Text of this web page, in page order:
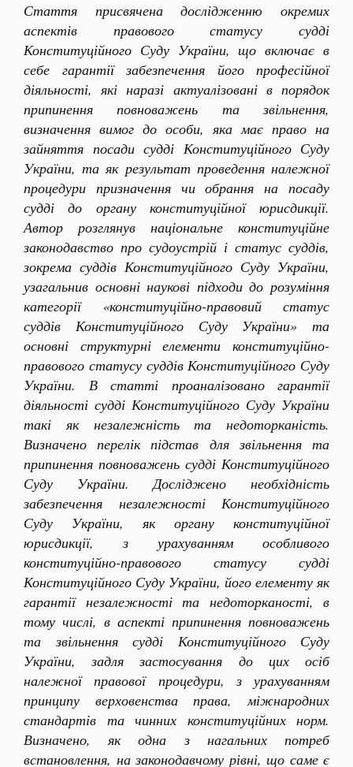
Стаття присвячена дослідженню окремих
аспектів правового статусу судді
Конституційного Суду України, що включає в
себе гарантії забезпечення його професійної
діяльності, які наразі актуалізовані в порядок
припинення повноважень та звільнення,
визначення вимог до особи, яка має право на
зайняття посади судді Конституційного Суду
України, та як результат проведення належної
процедури призначення чи обрання на посаду
судді до органу конституційної юрисдикції.
Автор розглянув національне конституційне
законодавство про судоустрій і статус суддів,
зокрема суддів Конституційного Суду України,
узагальнив основні наукові підходи до розуміння
категорії «конституційно-правовий статус
суддів Конституційного Суду України» та
основні структурні елементи конституційно-
правового статусу суддів Конституційного Суду
України. В статті проаналізовано гарантії
діяльності судді Конституційного Суду України
такі як незалежність та недоторканість.
Визначено перелік підстав для звільнення та
припинення повноважень судді Конституційного
Суду України. Досліджено необхідність
забезпечення незалежності Конституційного
Суду України, як органу конституційної
юрисдикції, з урахуванням особливого
конституційно-правового статусу судді
Конституційного Суду України, його елементу як
гарантії незалежності та недоторканості, в
тому числі, в аспекті припинення повноважень
та звільнення судді Конституційного Суду
України, задля застосування до цих осіб
належної правової процедури, з урахуванням
принципу верховенства права, міжнародних
стандартів та чинних конституційних норм.
Визначено, як одна з нагальних потреб
встановлення, на законодавчому рівні, що саме є